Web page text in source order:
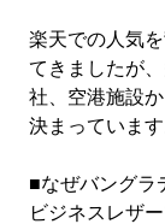
楽天での人気
てきましたが
社、空港施設
決まっています
■なぜバングラ
ビジネスレザ